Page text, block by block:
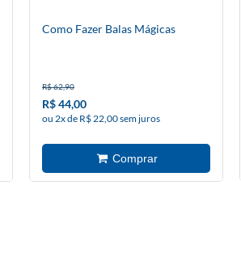
Como Fazer Balas Mágicas
R$ 62,90
R$ 44,00
ou 2x de R$ 22,00 sem juros